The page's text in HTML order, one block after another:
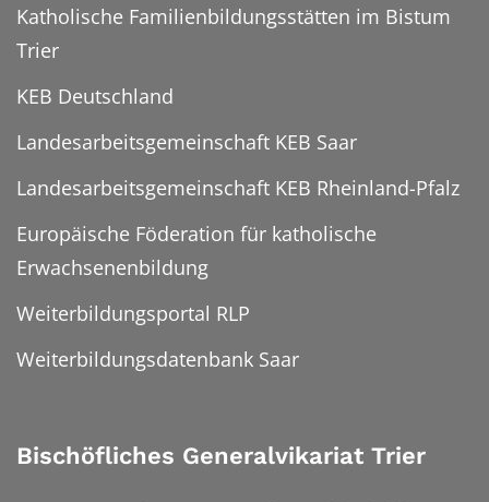
Katholische Familienbildungsstätten im Bistum
Trier
KEB Deutschland
Landesarbeitsgemeinschaft KEB Saar
Landesarbeitsgemeinschaft KEB Rheinland-Pfalz
Europäische Föderation für katholische
Erwachsenenbildung
Weiterbildungsportal RLP
Weiterbildungsdatenbank Saar
Bischöfliches Generalvikariat Trier